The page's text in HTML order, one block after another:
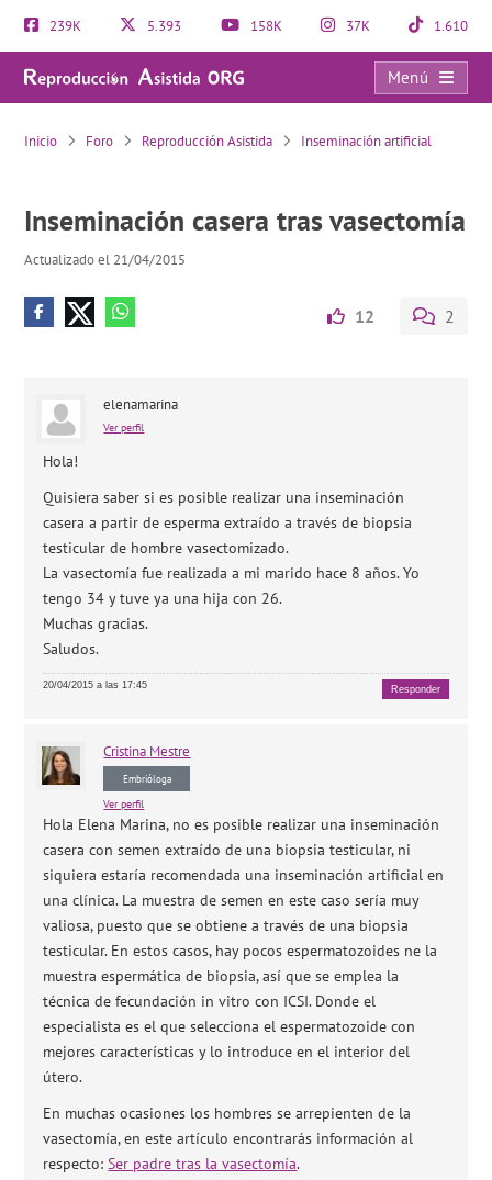
239K 5.393 158K 37K 1.610
Menú
Inseminación casera tras vasectomía
Inicio Foro Reproducción Asistida Inseminación artificial
Inseminación casera tras vasectomía
Actualizado el 21/04/2015
12 2
elenamarina
Ver perfil
Hola!
Quisiera saber si es posible realizar una inseminación
casera a partir de esperma extraído a través de biopsia
testicular de hombre vasectomizado.
La vasectomía fue realizada a mi marido hace 8 años. Yo
tengo 34 y tuve ya una hija con 26.
Muchas gracias.
Saludos.
20/04/2015 a las 17:45 Responder
Cristina Mestre
Embrióloga
Ver perfil
Hola Elena Marina, no es posible realizar una inseminación
casera con semen extraído de una biopsia testicular, ni
siquiera estaría recomendada una inseminación artificial en
una clínica. La muestra de semen en este caso sería muy
valiosa, puesto que se obtiene a través de una biopsia
testicular. En estos casos, hay pocos espermatozoides ne la
muestra espermática de biopsia, así que se emplea la
técnica de fecundación in vitro con ICSI. Donde el
especialista es el que selecciona el espermatozoide con
mejores características y lo introduce en el interior del
útero.
En muchas ocasiones los hombres se arrepienten de la
vasectomía, en este artículo encontrarás información al
respecto: Ser padre tras la vasectomía.